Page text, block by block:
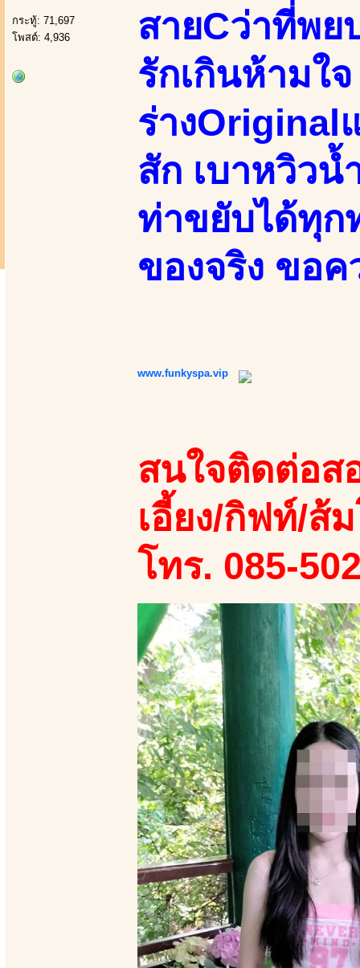
กระทู้: 71,697
โพสต์: 4,936
สายCว่าที่พย
รักเกินห้ามใ
ร่างOriginal
สัก เบาหวิว
ท่าขยับได้ทุก
ของจริง ขอ
www.funkyspa.vip
สนใจติดต่อส
เอี้ยง/กิฟท์/ส้
โทร. 085-